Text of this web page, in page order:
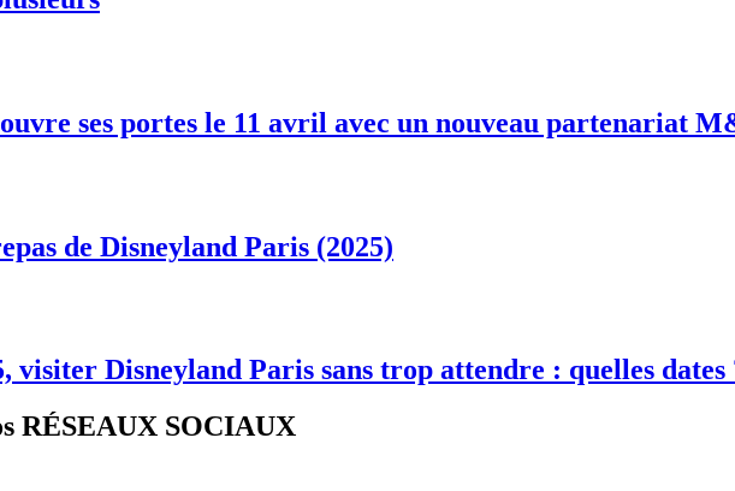
ses portes le 11 avril avec un nouveau partenariat
de Disneyland Paris (2025)
visiter Disneyland Paris sans trop attendre : quelles dates
RÉSEAUX SOCIAUX